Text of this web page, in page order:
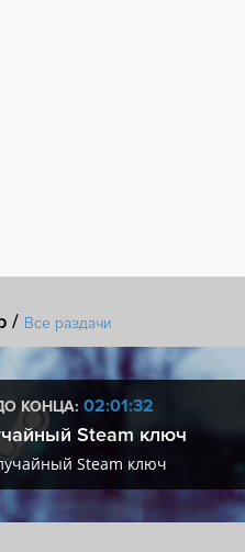
/ Все раздачи
КОНЦА: 02:01:31
Steam ключ
Steam ключ